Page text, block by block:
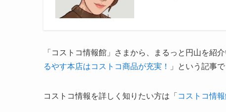
「コストコ情報館」さまから、まるっと円山を紹
るやす本店はコストコ商品が充実！
」という記事
コストコ情報を詳しく知りたい方は「 コストコ情